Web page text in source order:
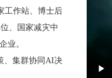
工作站、博士后
、国家减灾中
业。
、集群协同AI决